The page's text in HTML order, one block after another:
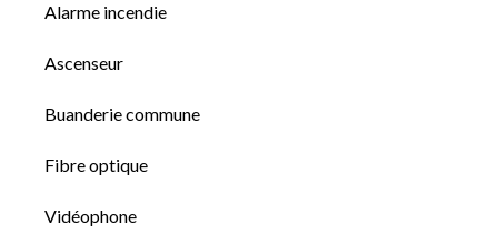
Alarme incendie
Ascenseur
Buanderie commune
Fibre optique
Vidéophone